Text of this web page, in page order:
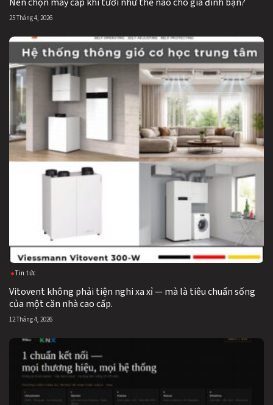
25 Tháng 4, 2026
Tin tức
Vitovent không phải tiện nghi xa xỉ — mà là tiêu chuẩn sống
của một căn nhà cao cấp.
12 Tháng 4, 2026